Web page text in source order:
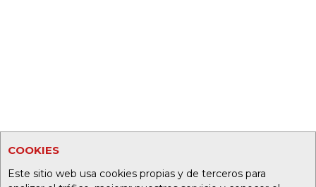
COOKIES
Este sitio web usa cookies propias y de terceros para